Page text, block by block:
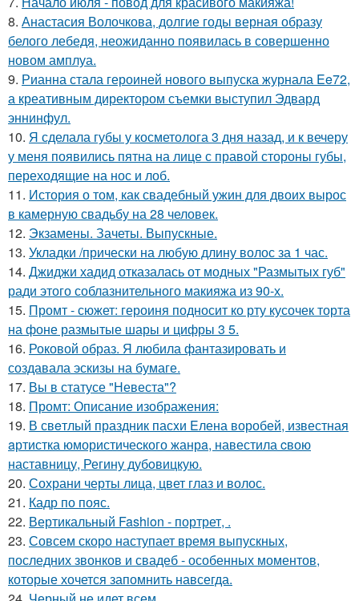
8. Анастасия Волочкова, долгие годы верная образу
белого лебедя, неожиданно появилась в совершенно
новом амплуа.
9. Рианна стала героиней нового выпуска журнала Ee72,
а креативным директором съемки выступил Эдвард
эннинфул.
10. Я сделала губы у косметолога 3 дня назад, и к вечеру
у меня появились пятна на лице с правой стороны губы,
переходящие на нос и лоб.
11. История о том, как свадебный ужин для двоих вырос
в камерную свадьбу на 28 человек.
12. Экзамены. Зачеты. Выпускные.
13. Укладки /прически на любую длину волос за 1 час.
14. Джиджи хадид отказалась от модных "Размытых губ"
ради этого соблазнительного макияжа из 90-х.
15. Промт - сюжет: героиня подносит ко рту кусочек торта
на фоне размытые шары и цифры 3 5.
16. Роковой образ. Я любила фантазировать и
создавала эскизы на бумаге.
17. Вы в статусе "Невеста"?
18. Промт: Описание изображения:
19. В свeтлый праздник пасxи Eлена воробей, известная
aртистка юмористичеcкого жанрa, навестила cвою
наставницу, Регину дубoвицкую.
20. Сохрани черты лица, цвет глаз и волос.
21. Кадр по пояс.
22. Вертикальный Fashion - портрет, .
23. Совсем скоро наступает время выпускных,
последних звонков и свадеб - особенных моментов,
которые хочется запомнить навсегда.